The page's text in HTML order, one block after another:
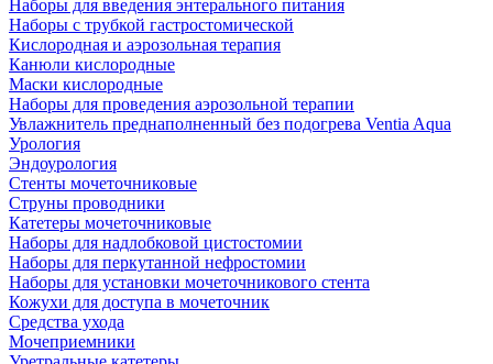
Наборы для введения энтерального питания
Наборы с трубкой гастростомической
Кислородная и аэрозольная терапия
Канюли кислородные
Маски кислородные
Наборы для проведения аэрозольной терапии
Увлажнитель преднаполненный без подогрева Ventia Aqua
Урология
Эндоурология
Стенты мочеточниковые
Струны проводники
Катетеры мочеточниковые
Наборы для надлобковой цистостомии
Наборы для перкутанной нефростомии
Наборы для установки мочеточникового стента
Кожухи для доступа в мочеточник
Средства ухода
Мочеприемники